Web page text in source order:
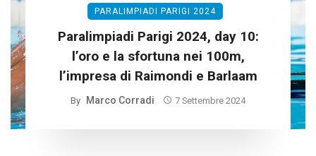
PARALIMPIADI PARIGI 2024
Paralimpiadi Parigi 2024, day 10:
l’oro e la sfortuna nei 100m,
l’impresa di Raimondi e Barlaam
By Marco Corradi 7 Settembre 2024